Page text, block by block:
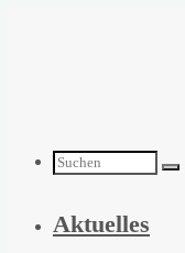
Suchen
nach:
Aktuelles